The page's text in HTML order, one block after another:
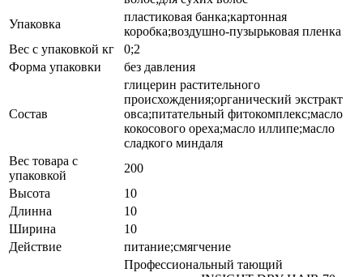
Упаковка
пластиковая банка;картонная
коробка;воздушно-пузырьковая пленка
Вес с упаковкой кг
0;2
Форма упаковки
без давления
Состав
глицерин растительного
происхождения;органический экстракт
овса;питательный фитокомплекс;масло
кокосового ореха;масло иллипе;масло
сладкого миндаля
Вес товара с
упаковкой
200
Высота
10
Длинна
10
Ширина
10
Действие
питание;смягчение
Профессиональный тающий